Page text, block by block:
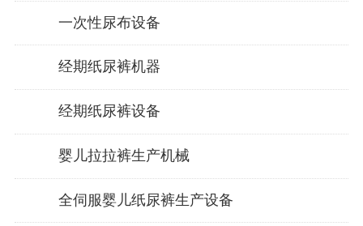
一次性尿布设备
经期纸尿裤机器
经期纸尿裤设备
婴儿拉拉裤生产机械
全伺服婴儿纸尿裤生产设备